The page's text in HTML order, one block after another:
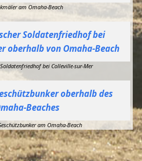
am Omaha-Beach
bei Colleville-sur-Mer
am Omaha-Beach